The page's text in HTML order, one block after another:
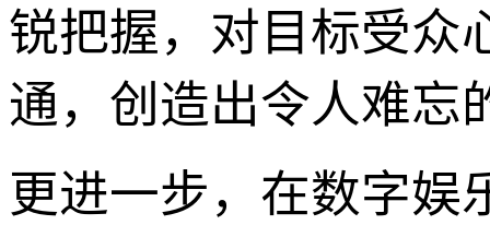
锐把握，对目标受众
通，创造出令人难忘
更进一步，在数字娱